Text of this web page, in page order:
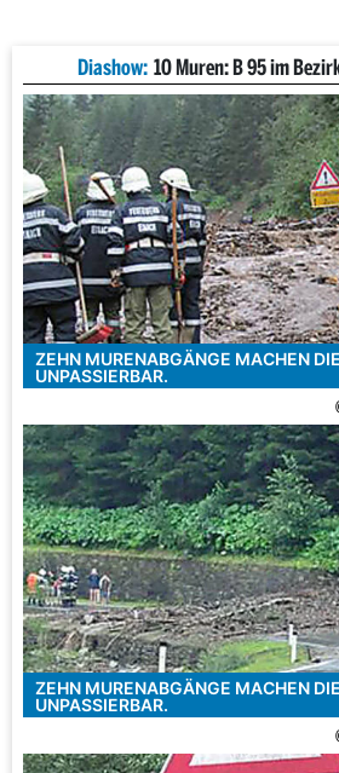
Diashow: 10 Muren: B 95 im
ZEHN MURENABGÄNGE MACHEN DIE
NPASSIERBAR.
ZEHN MURENABGÄNGE MACHEN DIE
NPASSIERBAR.